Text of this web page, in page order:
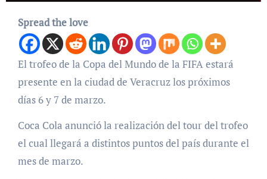
Spread the love
El trofeo de la Copa del Mundo de la FIFA estará
presente en la ciudad de Veracruz los próximos
días 6 y 7 de marzo.
Coca Cola anunció la realización del tour del trofeo
el cual llegará a distintos puntos del país durante el
mes de marzo.